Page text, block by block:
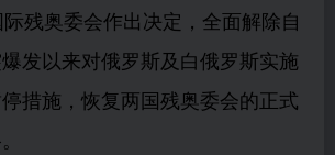
际残奥委会作出决定，全面解除自
发以来对俄罗斯及白俄罗斯实施
措施，恢复两国残奥委会的正式